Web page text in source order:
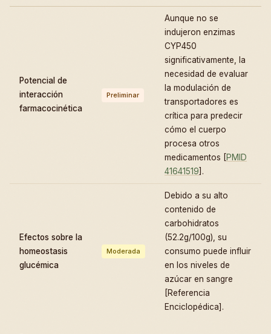
Potencial de
interacción
farmacocinética
Preliminar
Aunque no se
indujeron enzimas
CYP450
significativamente, la
necesidad de evaluar
la modulación de
transportadores es
crítica para predecir
cómo el cuerpo
procesa otros
medicamentos [PMID
41641519].
Efectos sobre la
homeostasis
glucémica
Moderada
Debido a su alto
contenido de
carbohidratos
(52.2g/100g), su
consumo puede influir
en los niveles de
azúcar en sangre
[Referencia
Enciclopédica].